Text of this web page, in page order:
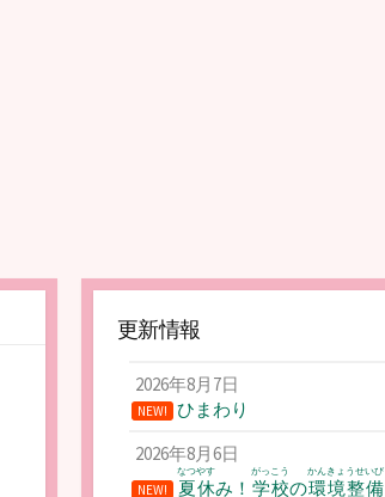
更新情報
2026年8月7日
NEW!
ひまわり
2026年8月6日
NEW! 夏休
なつやす
み！ 学校
がっこう
の環境整備
かんきょうせいび